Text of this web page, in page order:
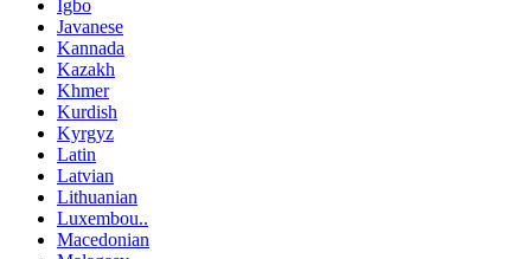
Igbo
Javanese
Kannada
Kazakh
Khmer
Kurdish
Kyrgyz
Latin
Latvian
Lithuanian
Luxembou..
Macedonian